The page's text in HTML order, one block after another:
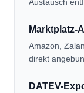
Marktplatz-
Amazon,
direkt
DATEV-